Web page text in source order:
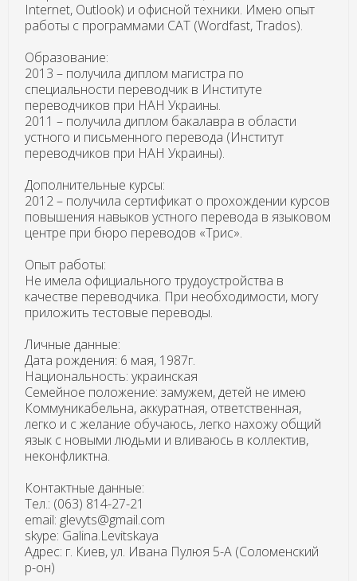
Internet, Outlook) и офисной техники. Имею опыт
работы с программами CAT (Wordfast, Trados).
Образование:
2013 – получила диплом магистра по
специальности переводчик в Институте
переводчиков при НАН Украины.
2011 – получила диплом бакалавра в области
устного и письменного перевода (Институт
переводчиков при НАН Украины).
Дополнительные курсы:
2012 – получила сертификат о прохождении курсов
повышения навыков устного перевода в языковом
центре при бюро переводов «Трис».
Опыт работы:
Не имела официального трудоустройства в
качестве переводчика. При необходимости, могу
приложить тестовые переводы.
Личные данные:
Дата рождения: 6 мая, 1987г.
Национальность: украинская
Семейное положение: замужем, детей не имею
Коммуникабельна, аккуратная, ответственная,
легко и с желание обучаюсь, легко нахожу общий
язык с новыми людьми и вливаюсь в коллектив,
неконфликтна.
Контактные данные:
Тел.: (063) 814-27-21
email: glevyts@gmail.com
skype: Galina.Levitskaya
Адрес: г. Киев, ул. Ивана Пулюя 5-А (Соломенский
р-он)